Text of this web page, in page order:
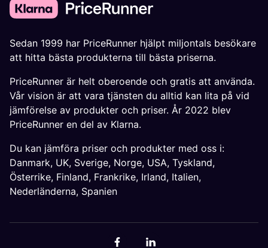
Sedan 1999 har PriceRunner hjälpt miljontals besökare
att hitta bästa produkterna till bästa priserna.
PriceRunner är helt oberoende och gratis att använda.
Vår vision är att vara tjänsten du alltid kan lita på vid
jämförelse av produkter och priser. År 2022 blev
PriceRunner en del av Klarna.
Du kan jämföra priser och produkter med oss i:
Danmark, UK, Sverige, Norge, USA, Tyskland,
Österrike, Finland, Frankrike, Irland, Italien,
Nederländerna, Spanien